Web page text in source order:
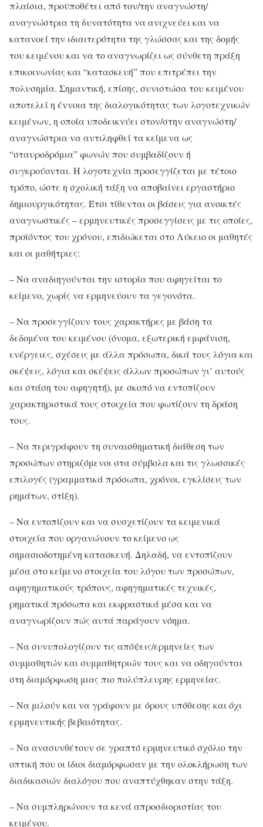
πλαίσια, προϋποθέτει από τον/την αναγνώστη/
αναγνώστρια τη δυνατότητα να ανιχνεύει και να
κατανοεί την ιδιαιτερότητα της γλώσσας και της δομής
του κειμένου και να το αναγνωρίζει ως σύνθετη πράξη
επικοινωνίας και “κατασκευή” που επιτρέπει την
πολυσημία. Σημαντική, επίσης, συνιστώσα του κειμένου
αποτελεί η έννοια της διαλογικότητας των λογοτεχνικών
κειμένων, η οποία υποδεικνύει στον/στην αναγνώστη/
αναγνώστρια να αντιληφθεί τα κείμενα ως
“σταυροδρόμια” φωνών που συμβαδίζουν ή
συγκρούονται. Η λογοτεχνία προσεγγίζεται με τέτοιο
τρόπο, ώστε η σχολική τάξη να αποβαίνει εργαστήριο
δημιουργικότητας. Έτσι τίθενται οι βάσεις για ανοικτές
αναγνωστικές – ερμηνευτικές προσεγγίσεις με τις οποίες,
προϊόντος του χρόνου, επιδιώκεται στο Λύκειο οι μαθητές
και οι μαθήτριες:
– Να αναδιηγούνται την ιστορία που αφηγείται το
κείμενο, χωρίς να ερμηνεύουν τα γεγονότα.
– Να προσεγγίζουν τους χαρακτήρες με βάση τα
δεδομένα του κειμένου (όνομα, εξωτερική εμφάνιση,
ενέργειες, σχέσεις με άλλα πρόσωπα, δικά τους λόγια και
σκέψεις, λόγια και σκέψεις άλλων προσώπων γι’ αυτούς
και στάση του αφηγητή), με σκοπό να εντοπίζουν
χαρακτηριστικά τους στοιχεία που φωτίζουν τη δράση
τους.
– Να περιγράφουν τη συναισθηματική διάθεση των
προσώπων στηριζόμενοι στα σύμβολα και τις γλωσσικές
επιλογές (γραμματικά πρόσωπα, χρόνοι, εγκλίσεις των
ρημάτων, στίξη).
– Να εντοπίζουν και να συσχετίζουν τα κειμενικά
στοιχεία που οργανώνουν το κείμενο ως
σημασιοδοτημένη κατασκευή. Δηλαδή, να εντοπίζουν
μέσα στο κείμενο στοιχεία του λόγου των προσώπων,
αφηγηματικούς τρόπους, αφηγηματικές τεχνικές,
ρηματικά πρόσωπα και εκφραστικά μέσα και να
αναγνωρίζουν πώς αυτά παράγουν νόημα.
– Να συνυπολογίζουν τις απόψεις/ερμηνείες των
συμμαθητών και συμμαθητριών τους και να οδηγούνται
στη διαμόρφωση μιας πιο πολύπλευρης ερμηνείας.
– Να μιλούν και να γράφουν με όρους υπόθεσης και όχι
ερμηνευτικής βεβαιότητας.
– Να ανασυνθέτουν σε γραπτό ερμηνευτικό σχόλιο την
οπτική που οι ίδιοι διαμόρφωσαν με την ολοκλήρωση των
διαδικασιών διαλόγου που αναπτύχθηκαν στην τάξη.
– Να συμπληρώνουν τα κενά απροσδιοριστίας του
κειμένου.